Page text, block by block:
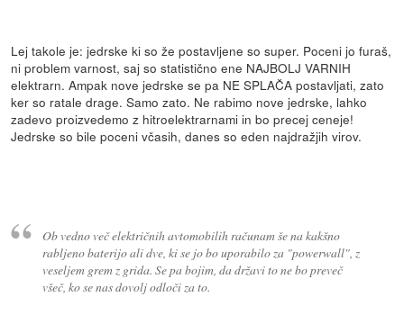
Lej takole je: jedrske ki so že postavljene so super. Poceni jo furaš,
ni problem varnost, saj so statistično ene NAJBOLJ VARNIH
elektrarn. Ampak nove jedrske se pa NE SPLAČA postavljati, zato
ker so ratale drage. Samo zato. Ne rabimo nove jedrske, lahko
zadevo proizvedemo z hitroelektrarnami in bo precej ceneje!
Jedrske so bile poceni včasih, danes so eden najdražjih virov.
Ob vedno več električnih avtomobilih računam še na kakšno
rabljeno baterijo ali dve, ki se jo bo uporabilo za "powerwall", z
veseljem grem z grida. Se pa bojim, da državi to ne bo preveč
všeč, ko se nas dovolj odloči za to.